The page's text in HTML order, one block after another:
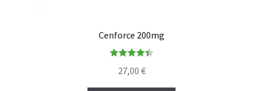
Cenforce 200mg
out of 5
27,00 €